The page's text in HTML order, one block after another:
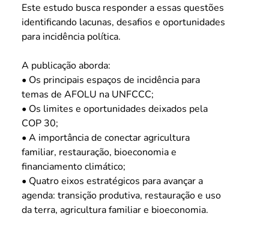
Este estudo busca responder a essas questões
identificando lacunas, desafios e oportunidades
para incidência política.
A publicação aborda:
• Os principais espaços de incidência para
temas de AFOLU na UNFCCC;
• Os limites e oportunidades deixados pela
COP 30;
• A importância de conectar agricultura
familiar, restauração, bioeconomia e
financiamento climático;
• Quatro eixos estratégicos para avançar a
agenda: transição produtiva, restauração e uso
da terra, agricultura familiar e bioeconomia.